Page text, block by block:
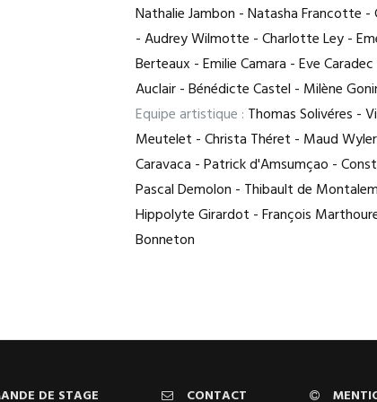
Nathalie Jambon - Natasha Francotte -
- Audrey Wilmotte - Charlotte Ley -
Berteaux - Emilie Camara - Eve
Auclair - Bénédicte Castel - Milène
Equipe artistique : Thomas Solivéres -
Meutelet - Christa Théret - Maud
Caravaca - Patrick d'Amsumçao -
Pascal Demolon - Thibault de
Hippolyte Girardot - François
Bonneton
DE STAGE CONTACT